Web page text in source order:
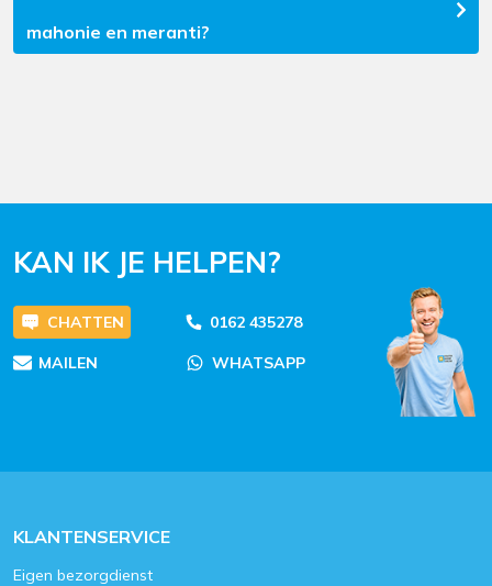
mahonie en meranti?
KAN IK JE HELPEN?
CHATTEN 0162 435278
MAILEN WHATSAPP
KLANTENSERVICE
Eigen bezorgdienst